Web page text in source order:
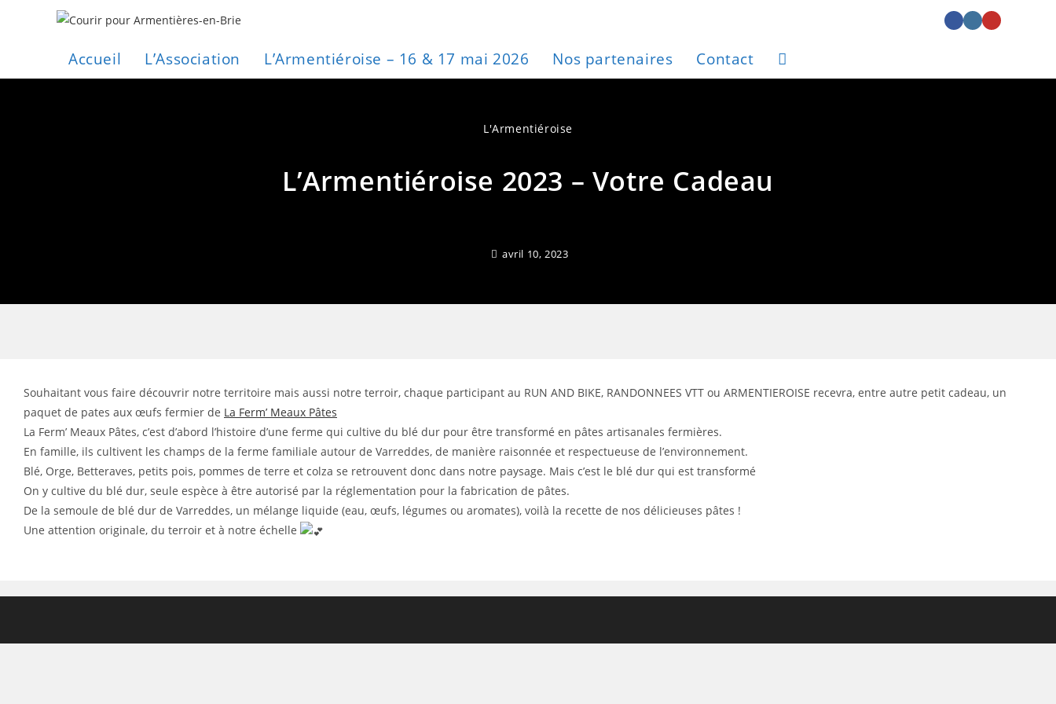
Accueil L’Association L’Armentiéroise – 16 & 17 mai 2026 Nos partenaires Contact Toggle
L'Armentiéroise
L’Armentiéroise 2023 – Votre Cadeau
avril 10, 2023
Souhaitant vous faire découvrir notre territoire mais aussi notre terroir, chaque participant au RUN AND BIKE, RANDONNEES VTT ou ARMENTIEROISE recevra, entre autre petit cadeau, un
paquet de pates aux œufs fermier de La Ferm’ Meaux Pâtes
La Ferm’ Meaux Pâtes, c’est d’abord l’histoire d’une ferme qui cultive du blé dur pour être transformé en pâtes artisanales fermières.
En famille, ils cultivent les champs de la ferme familiale autour de Varreddes, de manière raisonnée et respectueuse de l’environnement.
Blé, Orge, Betteraves, petits pois, pommes de terre et colza se retrouvent donc dans notre paysage. Mais c’est le blé dur qui est transformé
On y cultive du blé dur, seule espèce à être autorisé par la réglementation pour la fabrication de pâtes.
De la semoule de blé dur de Varreddes, un mélange liquide (eau, œufs, légumes ou aromates), voilà la recette de nos délicieuses pâtes !
Une attention originale, du terroir et à notre échelle